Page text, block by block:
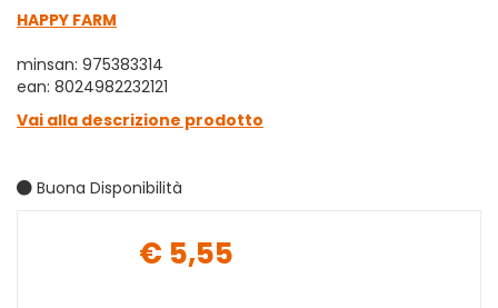
HAPPY FARM
minsan: 975383314
ean: 8024982232121
Vai alla descrizione prodotto
Buona Disponibilità
€ 5,55